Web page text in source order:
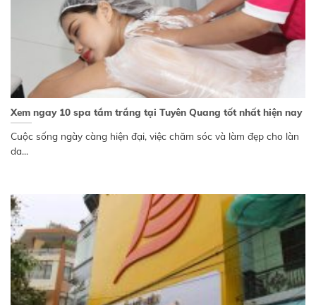
Xem ngay 10 spa tắm trắng tại Tuyên Quang tốt nhất hiện nay
Cuộc sống ngày càng hiện đại, việc chăm sóc và làm đẹp cho làn
da...